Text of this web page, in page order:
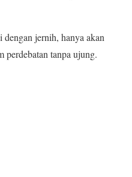
jernih, hanya akan
perdebatan tanpa ujung.